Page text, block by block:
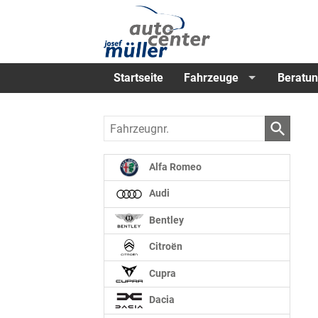
Startseite Fahrzeuge
Fahrzeugnr.
Alfa Romeo
Audi
Bentley
Citroën
Cupra
Dacia